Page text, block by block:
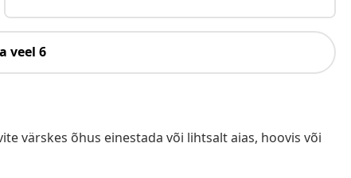
veel 6
värskes õhus einestada või lihtsalt aias, hoovis või